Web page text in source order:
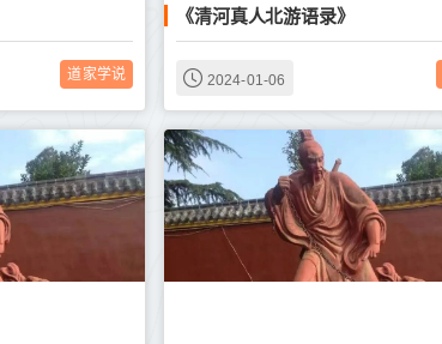
道家学说
《清河真人北游语录》
2024-01-06